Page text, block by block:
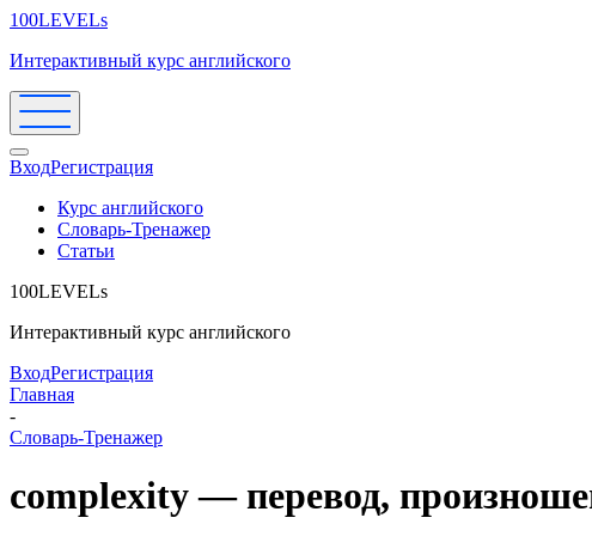
100LEVELs
Интерактивный курс английского
ВходРегистрация
Курс английского
Словарь-Тренажер
Статьи
100LEVELs
Интерактивный курс английского
ВходРегистрация
Главная
-
Словарь-Тренажер
complexity — перевод,